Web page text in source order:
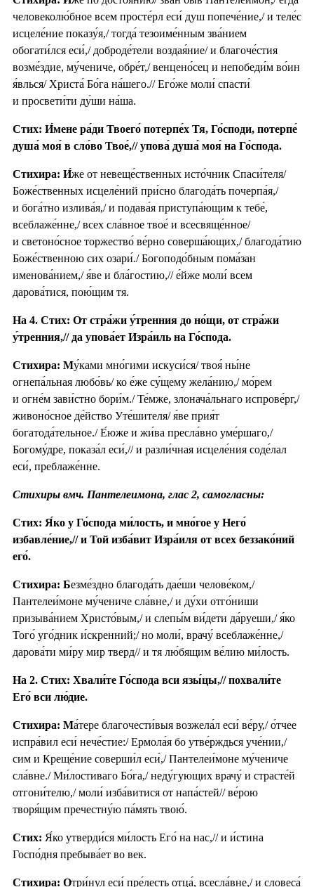
человеколю́бное всем просте́рл еси́ душ попече́ние,/ и теле́с
исцеле́ние показу́я,/ тогда́ тезоиме́нным зва́нием
обогати́лся еси́,/ доброде́тели воздая́ние/ и благоче́стия
возме́здие, му́чениче, обре́т,/ венцено́сец и непобеди́м во́ин
я́влься/ Христа́ Бо́га на́шего.// Его́же моли́ спасти́
и просвети́ти ду́ши на́ша.
Стих: И́мене ра́ди Твоего́ потерпе́х Тя, Го́споди, потерпе́
душа́ моя́ в сло́во Твое́,// упова́ душа́ моя́ на Го́спода.
Стихира: И́же от невеще́ственных исто́чник Спаси́теля/
Боже́ственных исцеле́ний при́сно благода́ть почерпа́я,/
и бога́тно излива́я,/ и подава́я приступа́ющим к тебе́,
всеблаже́нне,/ всех сла́вное твое́ и всесвяще́нное/
и светоно́сное торжество́ ве́рно соверша́ющих,/ благода́тию
Боже́ственною сих озари́./ Богоподо́бным пома́зан
именова́нием,/ я́ве и бла́гостию,// е́йже моли́ всем
дарова́тися, пою́щим тя.
На 4. Стих: От стра́жи у́тренния до но́щи, от стра́жи
у́тренния,// да упова́ет Изра́иль на Го́спода.
Стихира: Му́ками мно́гими искуси́ся/ твоя́ ны́не
огнепа́льная любо́вь/ ко е́же су́щему жела́нию,/ мо́рем
и огне́м зави́стно бори́м./ Те́мже, злонача́льнаго испрове́рг,/
живоно́сное де́йство Уте́шителя/ я́ве прия́т
богатода́тельное./ Е́юже и жи́ва пресла́вно уме́ршаго,/
Богому́дре, показа́л еси́,// и разли́чная исцеле́ния соде́лал
еси́, преблаже́нне.
Стихиры вмч. Пантелеимона, глас 2, самогласны:
Стих: Я́ко у Го́спода ми́лость, и мно́гое у Него́
избавле́ние,// и Той изба́вит Изра́иля от всех беззако́ний
его́.
Стихира: Безме́здно благода́ть дае́ши челове́ком,/
Пантелеи́моне му́чениче сла́вне,/ и ду́хи отго́ниши
призыва́нием Христо́вым,/ и слепы́м ви́дети да́руеши,/ я́ко
Того́ уго́дник и́скренний;/ но моли́, врачу́ всеблаже́нне,/
дарова́ти ми́ру мир тверд// и тя лю́бящим ве́лию ми́лость.
На 2. Стих: Хвали́те Го́спода вси язы́цы,// похвали́те
Его́ вси лю́дие.
Стихира: Ма́тере благочести́выя возжела́л еси́ ве́ру,/ о́тчее
испра́вил еси́ нече́стие:/ Ермола́я бо утве́рждься уче́нии,/
сим и Креще́ние соверши́л еси́,/ Пантелеи́моне му́чениче
сла́вне./ Ми́лостиваго Бо́га,/ неду́гующих врачу́ и страсте́й
отгони́телю,/ моли́ изба́витися от напа́стей// ве́рою
творя́щим пречестну́ю па́мять твою́.
Стих: Я́ко утверди́ся ми́лость Его́ на нас,// и и́стина
Госпо́дня пребыва́ет во век.
Стихира: Отри́нул еси́ пре́лесть отца́, всесла́вне,/ и словеса́